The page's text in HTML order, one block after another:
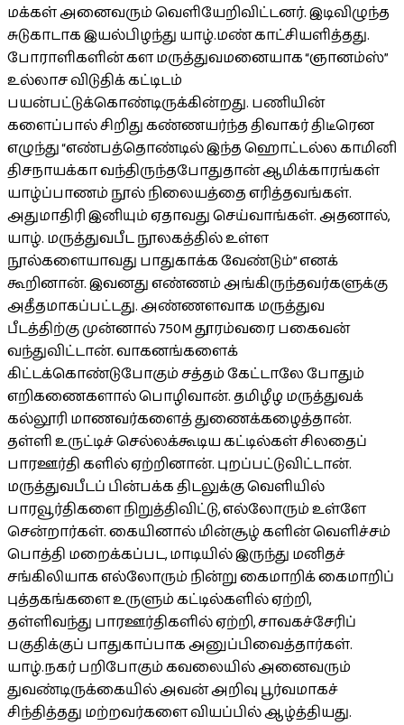
மக்கள் அனைவரும் வெளியேறிவிட்டனர். இடிவிழுந்த
சுடுகாடாக இயல்பிழந்து யாழ்.மண் காட்சியளித்தது.
போராளிகளின் கள மருத்துவமனையாக “ஞானம்ஸ்”
உல்லாச விடுதிக் கட்டிடம்
பயன்பட்டுக்கொண்டிருக்கின்றது. பணியின்
களைப்பால் சிறிது கண்ணயர்ந்த திவாகர் திடீரென
எழுந்து “எண்பத்தொண்டில் இந்த ஹொட்டல்ல காமினி
திசநாயக்கா வந்திருந்தபோதுதான் ஆமிக்காரங்கள்
யாழ்ப்பாணம் நூல் நிலையத்தை எரித்தவங்கள்.
அதுமாதிரி இனியும் ஏதாவது செய்வாங்கள். அதனால்,
யாழ். மருத்துவபீட நூலகத்தில் உள்ள
நூல்களையாவது பாதுகாக்க வேண்டும்” எனக்
கூறினான். இவனது எண்ணம் அங்கிருந்தவர்களுக்கு
அதீதமாகப்பட்டது. அண்ணளவாக மருத்துவ
பீடத்திற்கு முன்னால் 750M தூரம்வரை பகைவன்
வந்துவிட்டான். வாகனங்களைக்
கிட்டக்கொண்டுபோகும் சத்தம் கேட்டாலே போதும்
எறிகணைகளால் பொழிவான். தமிழீழ மருத்துவக்
கல்லூரி மாணவர்களைத் துணைக்கழைத்தான்.
தள்ளி உருட்டிச் செல்லக்கூடிய கட்டில்கள் சிலதைப்
பாரஊர்தி களில் ஏற்றினான். புறப்பட்டுவிட்டான்.
மருத்துவபீடப் பின்பக்க திடலுக்கு வெளியில்
பாரவூர்திகளை நிறுத்திவிட்டு, எல்லோரும் உள்ளே
சென்றார்கள். கையினால் மின்சூழ் களின் வெளிச்சம்
பொத்தி மறைக்கப்பட, மாடியில் இருந்து மனிதச்
சங்கிலியாக எல்லோரும் நின்று கைமாறிக் கைமாறிப்
புத்தகங்களை உருளும் கட்டில்களில் ஏற்றி,
தள்ளிவந்து பாரஊர்திகளில் ஏற்றி, சாவகச்சேரிப்
பகுதிக்குப் பாதுகாப்பாக அனுப்பிவைத்தார்கள்.
யாழ்.நகர் பறிபோகும் கவலையில் அனைவரும்
துவண்டிருக்கையில் அவன் அறிவு பூர்வமாகச்
சிந்தித்தது மற்றவர்களை வியப்பில் ஆழ்த்தியது.